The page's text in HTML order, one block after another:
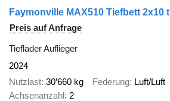
Faymonville MAX510 Tiefbett 2x10 t
Preis auf Anfrage
Tieflader Auflieger
2024
Nutzlast 30’660 kg Federung Luft/Luft
Achsenanzahl 2